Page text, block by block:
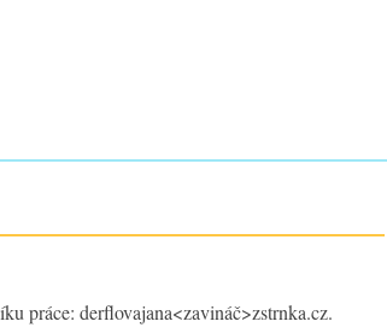
práce: derflovajana<zavináč>zstrnka.cz.